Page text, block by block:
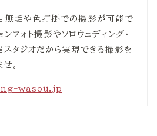
無垢や色打掛での撮影が可能で
フォト撮影やソロウェディング・
スタジオだから実現できる撮影を
。
wasou.jp